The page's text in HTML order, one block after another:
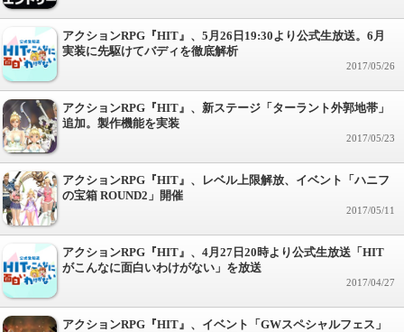
アクションRPG『HIT』、5月26日19:30より公式生放送。6月
実装に先駆けてバディを徹底解析
2017/05/26
アクションRPG『HIT』、新ステージ「ターラント外郭地帯」
追加。製作機能を実装
2017/05/23
アクションRPG『HIT』、レベル上限解放、イベント「ハニフ
の宝箱 ROUND2」開催
2017/05/11
アクションRPG『HIT』、4月27日20時より公式生放送「HIT
がこんなに面白いわけがない」を放送
2017/04/27
アクションRPG『HIT』、イベント「GWスペシャルフェス」